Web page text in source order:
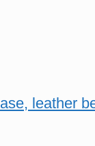
leather